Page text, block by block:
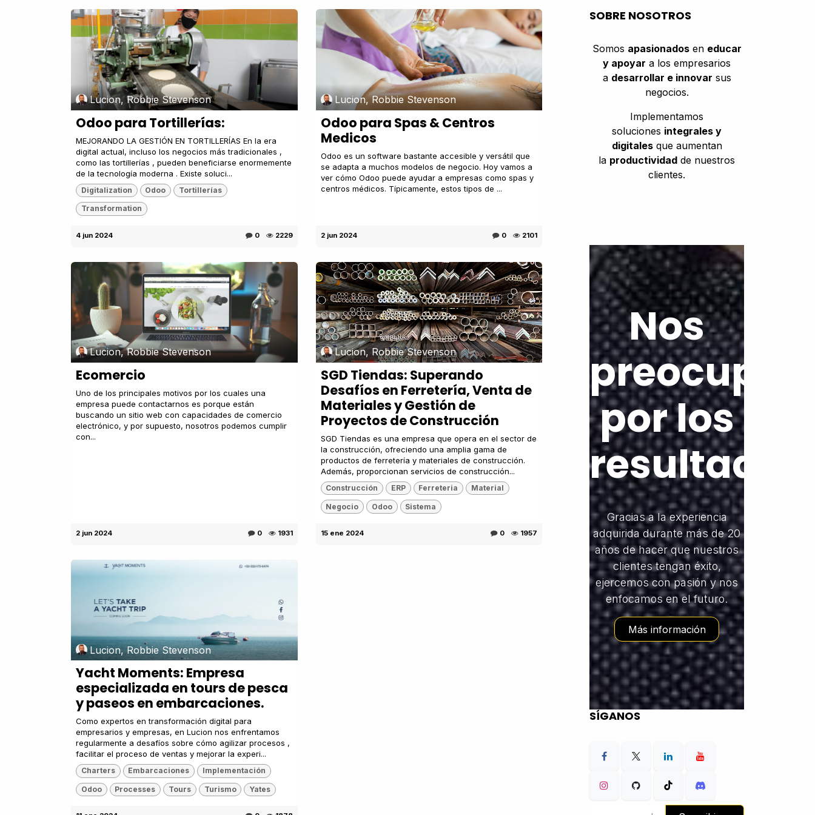
Lucion, Robbie Stevenson
Odoo para Tortillerías:
MEJORANDO LA GESTIÓN EN TORTILLERÍAS En la era
digital actual, incluso los negocios más tradicionales ,
como las tortillerías , pueden beneficiarse enormemente
de la tecnología moderna . Existe soluci...
Digitalization Odoo Tortillerías
Transformation
4 jun 2024 0 2229
Lucion, Robbie Stevenson
Odoo para Spas & Centros
Medicos
Odoo es un software bastante accesible y versátil que
se adapta a muchos modelos de negocio. Hoy vamos a
ver cómo Odoo puede ayudar a empresas como spas y
centros médicos. Típicamente, estos tipos de ...
2 jun 2024 0 2101
Lucion, Robbie Stevenson
Ecomercio
Uno de los principales motivos por los cuales una
empresa puede contactarnos es porque están
buscando un sitio web con capacidades de comercio
electrónico, y por supuesto, nosotros podemos cumplir
con...
2 jun 2024 0 1931
Lucion, Robbie Stevenson
SGD Tiendas: Superando
Desafíos en Ferretería, Venta de
Materiales y Gestión de
Proyectos de Construcción
SGD Tiendas es una empresa que opera en el sector de
la construcción, ofreciendo una amplia gama de
productos de ferretería y materiales de construcción.
Además, proporcionan servicios de construcción...
Construcción ERP Ferreteria Material
Negocio Odoo Sistema
15 ene 2024 0 1957
Lucion, Robbie Stevenson
Yacht Moments: Empresa
especializada en tours de pesca
y paseos en embarcaciones.
Como expertos en transformación digital para
empresarios y empresas, en Lucion nos enfrentamos
regularmente a desafíos sobre cómo agilizar procesos ,
facilitar el proceso de ventas y mejorar la experi...
Charters Embarcaciones Implementación
Odoo Processes Tours Turismo Yates
SOBRE NOSOTROS
Somos apasionadosen educar
y apoyar a los empresarios
a desarrollar e innovar sus
negocios.
Implementamos
soluciones integrales y
digitalesque aumentan
la productividad de nuestros
clientes.
Nos
por los
resultados
Gracias a la experiencia
adquirida durante más de 20
años de hacer que nuestros
clientes tengan éxito,
ejercemos con pasión y nos
enfocamos en el futuro.
Más información
SÍGANOS